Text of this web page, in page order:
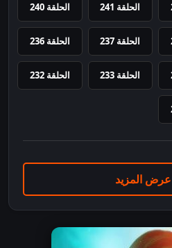
الحلقة 241 الحلقة 240
الحلقة 237 الحلقة 236
الحلقة 233 الحلقة 232
عرض المزيد